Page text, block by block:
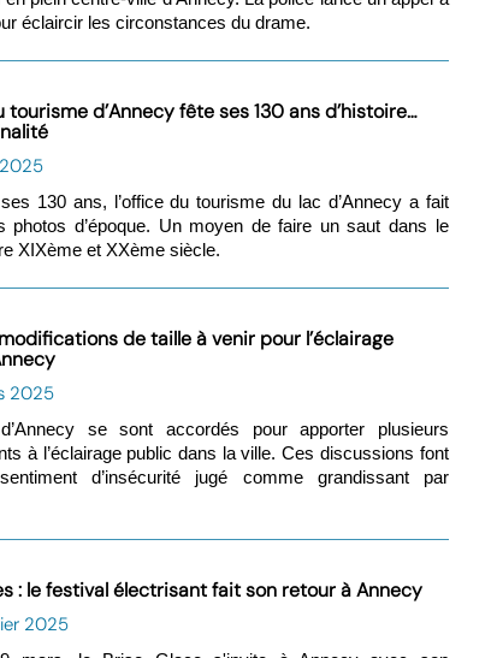
éclaircir les circonstances du drame.
tourisme d’Annecy fête ses 130 ans d’histoire…
130 ans, l’office du tourisme du lac d’Annecy a fait
photos d’époque. Un moyen de faire un saut dans le
XIXème et XXème siècle.
de taille à venir pour l’éclairage
2025
se sont accordés pour apporter plusieurs
à l’éclairage public dans la ville. Ces discussions font
d’insécurité jugé comme grandissant par
: le festival électrisant fait son retour à Annecy
2025